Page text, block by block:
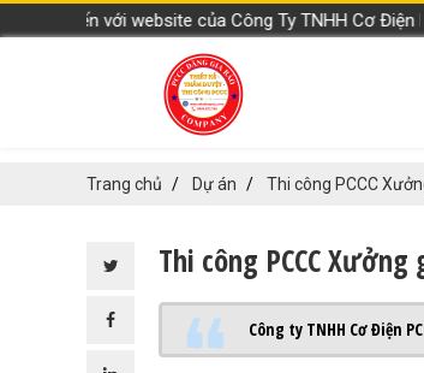
với website của Công Ty TNHH Cơ Điện PCCC
Trang chủ Dự án Thi công PCCC
Thi công PCCC
Công ty TNHH Cơ Điện